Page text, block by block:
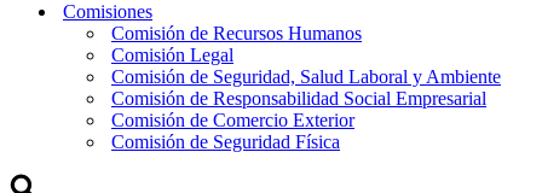
Comisiones
Comisión de Recursos Humanos
Comisión Legal
Comisión de Seguridad, Salud Laboral y Ambiente
Comisión de Responsabilidad Social Empresarial
Comisión de Comercio Exterior
Comisión de Seguridad Física